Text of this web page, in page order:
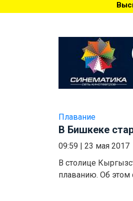
Лига-2026: беспощадный
Плавание
В Бишкеке
09:59
23 мая 2017
В столице
плаванию. Об этом